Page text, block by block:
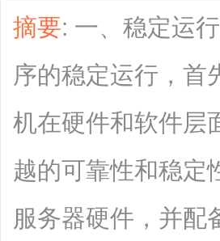
摘要: 一、稳定运
序的稳定运行，首
机在硬件和软件层
越的可靠性和稳定
服务器硬件，并配